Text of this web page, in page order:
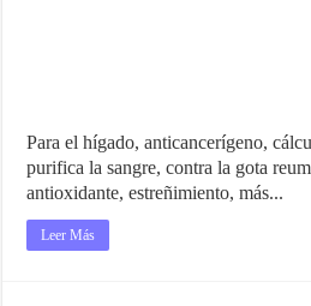
Para el hígado, anticancerígeno,
purifica la sangre, contra la gota
antioxidante, estreñimiento, más...
Leer Más